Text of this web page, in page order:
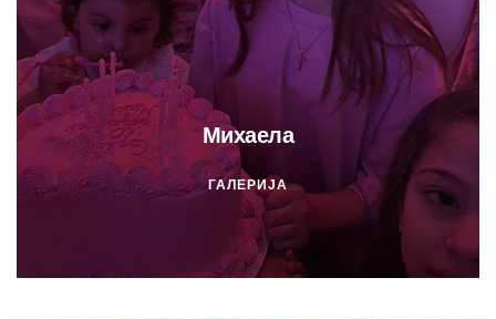
Михаела
ГАЛЕРИЈА